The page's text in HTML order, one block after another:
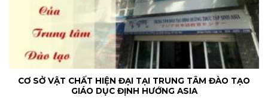
CƠ SỞ VẬT CHẤT HIỆN ĐẠI TẠI TRUNG TÂM ĐÀO TẠO
GIÁO DỤC ĐỊNH HƯỚNG ASIA